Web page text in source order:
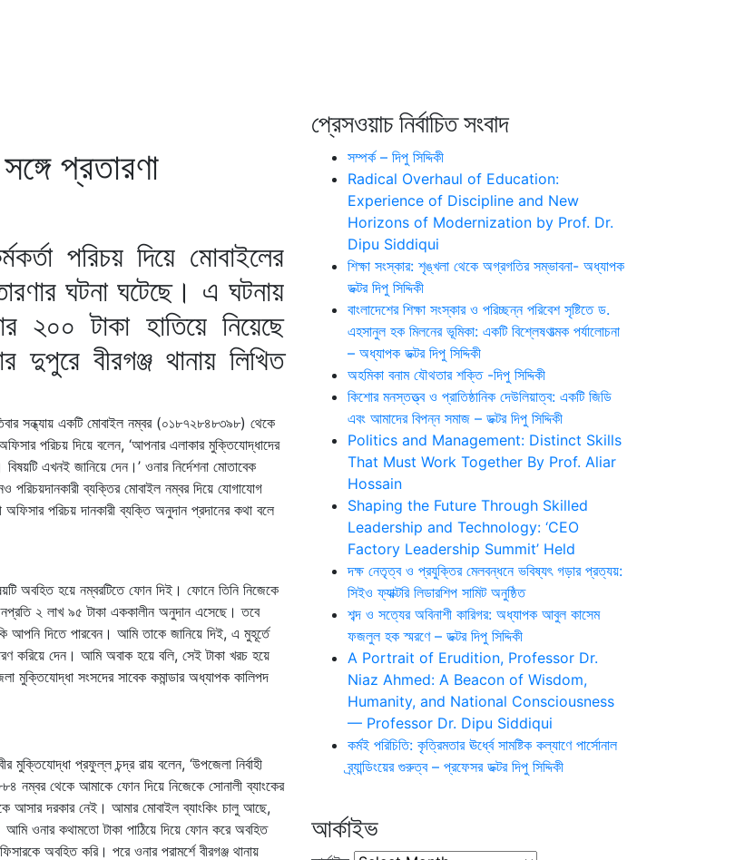
প্রতারণা
পরিচয় দিয়ে মোবাইলের
ঘটনা ঘটেছে। এ ঘটনায়
টাকা হাতিয়ে নিয়েছে
দুপুরে বীরগঞ্জ থানায় লিখিত
সন্ধ্যায় একটি মোবাইল নম্বর (০১৮৭২৮৪৮৩৯৮) থেকে
পরিচয় দিয়ে বলেন, ‘আপনার এলাকার মুক্তিযোদ্ধাদের
এখনই জানিয়ে দেন।’ ওনার নির্দেশনা মোতাবেক
ব্যক্তির মোবাইল নম্বর দিয়ে যোগাযোগ
পরিচয় দানকারী ব্যক্তি অনুদান প্রদানের কথা বলে
অবহিত হয়ে নম্বরটিতে ফোন দিই। ফোনে তিনি নিজেকে
২ লাখ ৯৫ টাকা এককালীন অনুদান এসেছে। তবে
আপনি দিতে পারবেন। আমি তাকে জানিয়ে দিই, এ মুহূর্তে
করিয়ে দেন। আমি অবাক হয়ে বলি, সেই টাকা খরচ হয়ে
মুক্তিযোদ্ধা সংসদের সাবেক কমান্ডার অধ্যাপক কালিপদ
প্রফুল্ল চন্দ্র রায় বলেন, ‘উপজেলা নির্বাহী
নম্বর থেকে আমাকে ফোন দিয়ে নিজেকে সোনালী ব্যাংকের
আসার দরকার নেই। আমার মোবাইল ব্যাংকিং চালু আছে,
ওনার কথামতো টাকা পাঠিয়ে দিয়ে ফোন করে অবহিত
অবহিত করি। পরে ওনার পরামর্শে বীরগঞ্জ থানায়
প্রেসওয়াচ নির্বাচিত সংবাদ
সম্পর্ক – দিপু সিদ্দিকী
Radical Overhaul of Education:
Experience of Discipline and New
Horizons of Modernization by Prof. Dr.
Dipu Siddiqui
শিক্ষা সংস্কার: শৃঙ্খলা থেকে অগ্রগতির সম্ভাবনা- অধ্যাপক
ডক্টর দিপু সিদ্দিকী
বাংলাদেশের শিক্ষা সংস্কার ও পরিচ্ছন্ন পরিবেশ সৃষ্টিতে ড.
এহসানুল হক মিলনের ভূমিকা: একটি বিশ্লেষণাত্মক পর্যালোচনা
– অধ্যাপক ডক্টর দিপু সিদ্দিকী
অহমিকা বনাম যৌথতার শক্তি -দিপু সিদ্দিকী
কিশোর মনস্তত্ত্ব ও প্রাতিষ্ঠানিক দেউলিয়াত্ব: একটি জিডি
এবং আমাদের বিপন্ন সমাজ – ডক্টর দিপু সিদ্দিকী
Politics and Management: Distinct Skills
That Must Work Together By Prof. Aliar
Hossain
Shaping the Future Through Skilled
Leadership and Technology: ‘CEO
Factory Leadership Summit’ Held
দক্ষ নেতৃত্ব ও প্রযুক্তির মেলবন্ধনে ভবিষ্যৎ গড়ার প্রত্যয়:
সিইও ফ্যাক্টরি লিডারশিপ সামিট অনুষ্ঠিত
শব্দ ও সত্যের অবিনাশী কারিগর: অধ্যাপক আবুল কাসেম
ফজলুল হক স্মরণে – ডক্টর দিপু সিদ্দিকী
A Portrait of Erudition, Professor Dr.
Niaz Ahmed: A Beacon of Wisdom,
Humanity, and National Consciousness
— Professor Dr. Dipu Siddiqui
কর্মই পরিচিতি: কৃত্রিমতার ঊর্ধ্বে সামষ্টিক কল্যাণে পার্সোনাল
ব্র্যান্ডিংয়ের গুরুত্ব – প্রফেসর ডক্টর দিপু সিদ্দিকী
আর্কাইভ